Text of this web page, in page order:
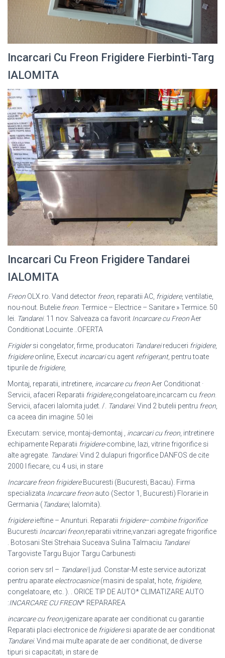
Incarcari Cu Freon Frigidere Fierbinti-Targ
IALOMITA
Incarcari Cu Freon Frigidere Tandarei
IALOMITA
Freon OLX.ro. Vand detector freon , reparatii AC, frigidere, ventilatie,
nou-nout. Butelie freon . Termice – Electrice – Sanitare » Termice. 50
lei. Tandarei. 11 nov. Salveaza ca favorit Incarcare cu FreonAer
Conditionat Locuinte ..OFERTA
Frigidersi congelator, firme, producatori Tandareireduceri frigidere,
frigidereonline, Execut incarcaricu agent refrigerant, pentru toate
tipurile de frigidere,
Montaj, reparatii, intretinere, incarcare cu freonAer Conditionat ·
Servicii, afaceri Reparatii frigidere,congelatoare,incarcam cu freon
Servicii, afaceri Ialomita judet. /. Tandarei. Vind 2 butelii pentru freon
ca aceea din imagine. 50 lei
Executam: service, montaj-demontaj , incarcari cu freon , intretinere
echipamente Reparatii frigidere-combine, lazi, vitrine frigorifice si
alte agregate. Tandarei. Vind 2 dulapuri frigorifice DANFOS de cite
2000 l fiecare, cu 4 usi, in stare
Incarcare freon frigidereBucuresti (Bucuresti, Bacau). Firma
specializata Incarcare freon auto (Sector 1, Bucuresti) Florarie in
Germania (Tandarei, Ialomita).
frigidereieftine – Anunturi. Reparatii frigidere–combine frigorifice
Bucuresti Incarcari freon ,reparatii vitrine,vanzari agregate frigorifice
. Botosani Stei Strehaia Suceava Sulina Talmaciu Tandarei
Targoviste Targu Bujor Targu Carbunesti
corion serv srl – Tandarei| jud. Constar-M este service autorizat
pentru aparate electrocasnice(masini de spalat, hote, frigidere,
congelatoare, etc. ). . ORICE TIP DE AUTO* CLIMATIZARE AUTO
:INCARCARE CU FREON* REPARAREA
incarcare cu freon ,igenizare aparate aer conditionat cu garantie
Reparatii placi electronice de frigideresi aparate de aer conditionat
Tandarei. Vind mai multe aparate de aer conditionat, de diverse
tipuri si capacitati, in stare de